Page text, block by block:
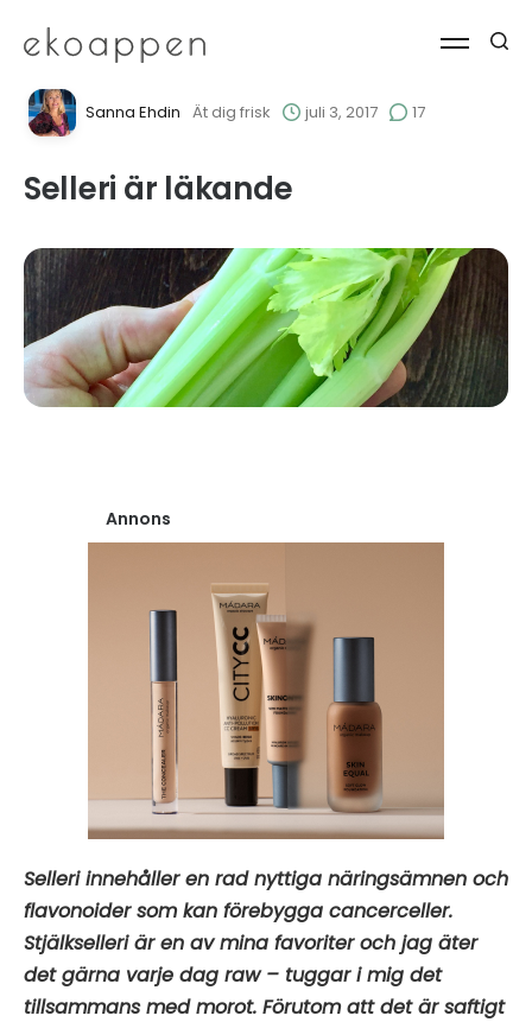
Sanna Ehdin Ät dig frisk juli 3, 2017 17
Selleri är läkande
Annons
Selleri innehåller en rad nyttiga näringsämnen och
flavonoider som kan förebygga cancerceller.
Stjälkselleri är en av mina favoriter och jag äter
det gärna varje dag raw – tuggar i mig det
tillsammans med morot. Förutom att det är saftigt